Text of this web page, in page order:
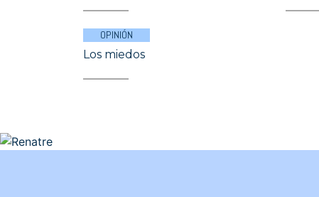
OPINIÓN
Los miedos